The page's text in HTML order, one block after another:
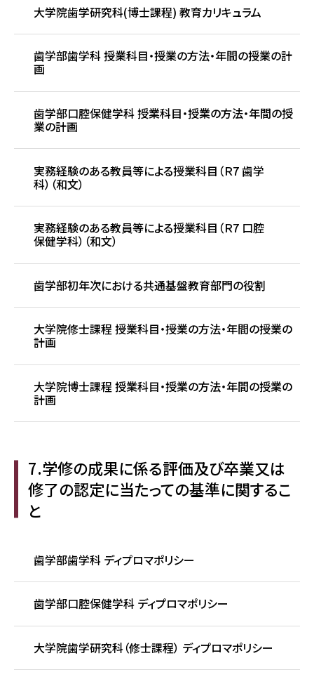
大学院歯学研究科(博士課程) 教育カリキュラム
歯学部歯学科 授業科目・授業の方法・年間の授業の計
画
歯学部口腔保健学科 授業科目・授業の方法・年間の授
業の計画
実務経験のある教員等による授業科目（Ｒ7 歯学
科）（和文）
実務経験のある教員等による授業科目（Ｒ7 口腔
保健学科）（和文）
歯学部初年次における共通基盤教育部門の役割
大学院修士課程 授業科目・授業の方法・年間の授業の
計画
大学院博士課程 授業科目・授業の方法・年間の授業の
計画
7.学修の成果に係る評価及び卒業又は
修了の認定に当たっての基準に関するこ
と
歯学部歯学科 ディプロマポリシー
歯学部口腔保健学科 ディプロマポリシー
大学院歯学研究科（修士課程） ディプロマポリシー